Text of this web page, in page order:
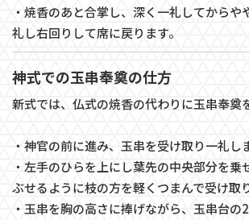
・焼香のあと合掌し、深く一礼してからや
礼し右回りして席に戻ります。
神式での玉串奉奠の仕方
新式では、仏式の焼香の代わりに玉串奉奠
・神官の前に進み、玉串を受け取り一礼し
・左手のひらを上にし葉先の中央部分を乗
ぶせるように枝の方を軽くつまんで受け取
・玉串を胸の高さに捧げながら、玉串台の